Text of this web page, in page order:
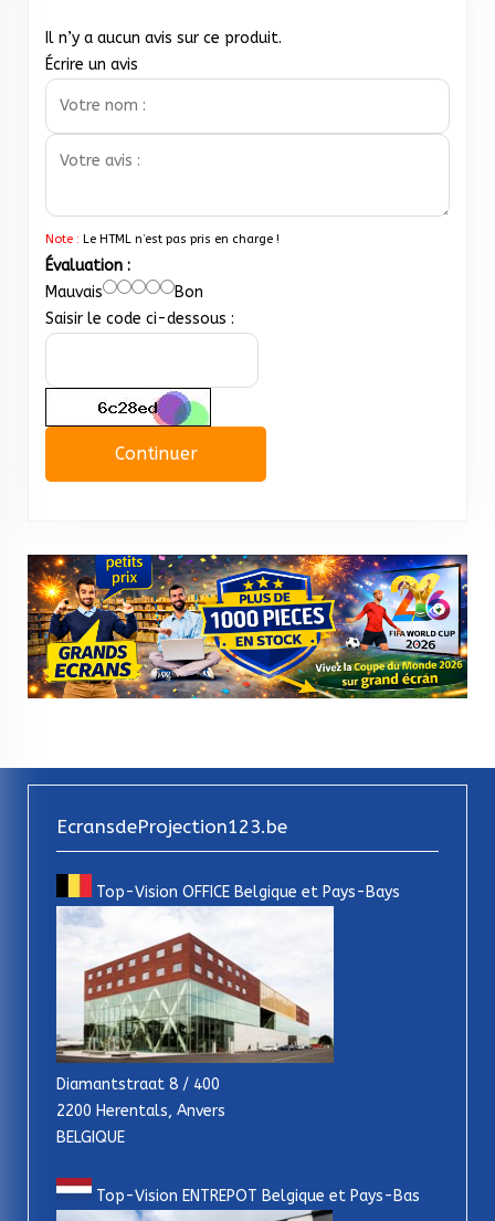
Il n’y a aucun avis sur ce produit.
Écrire un avis
Note : Le HTML n’est pas pris en charge !
Évaluation :
Mauvais
Bon
Saisir le code ci-dessous :
Continuer
EcransdeProjection123.be
Top-Vision OFFICE Belgique et Pays-Bays
Diamantstraat 8 / 400
2200 Herentals, Anvers
BELGIQUE
Top-Vision ENTREPOT Belgique et Pays-Bas